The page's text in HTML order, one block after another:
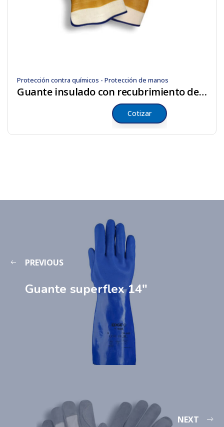
Protección contra químicos - Protección de manos
Guante insulado con recubrimiento de PVC
Cotizar
PREVIOUS
Guante superflex 14″
NEXT